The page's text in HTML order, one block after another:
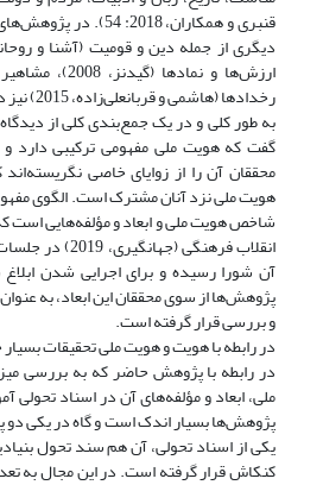
قنبری و همکاران، 2018:
ارزش‌ها و
رخدادها (هاشمی و قربانعلی‌زاده، 2015) نیز دیده می‌شود.
به طور کلی و در یک جمع‌بندی کلی از
گفت که هویت ملی مفهومی ترکیبی دارد
محققان آن را از زوایای خاصی
هویت ملی نزد آنان مشترک است. الگوی
شاخص هویت ملی و ابعاد و مؤلفه‌هایی است
انقلاب فرهنگی
آن شورا رسیده و برای اجرایی شدن
پژوهش‌ها از سوی محققان این ابعاد، به
و بررسی قرار گرفته است.
در رابطه با هویت و هویت ملی تحقیقات
در رابطه با پژوهش حاضر که به بررسی
ملی، ابعاد و مؤلفه‌های آن در اسناد
پژوهش‌ها بسیار اندک است و گاه در یکی
یکی از اسناد تحولی، آن هم سند تحول
کنکاش قرار گرفته است. در این مجال به